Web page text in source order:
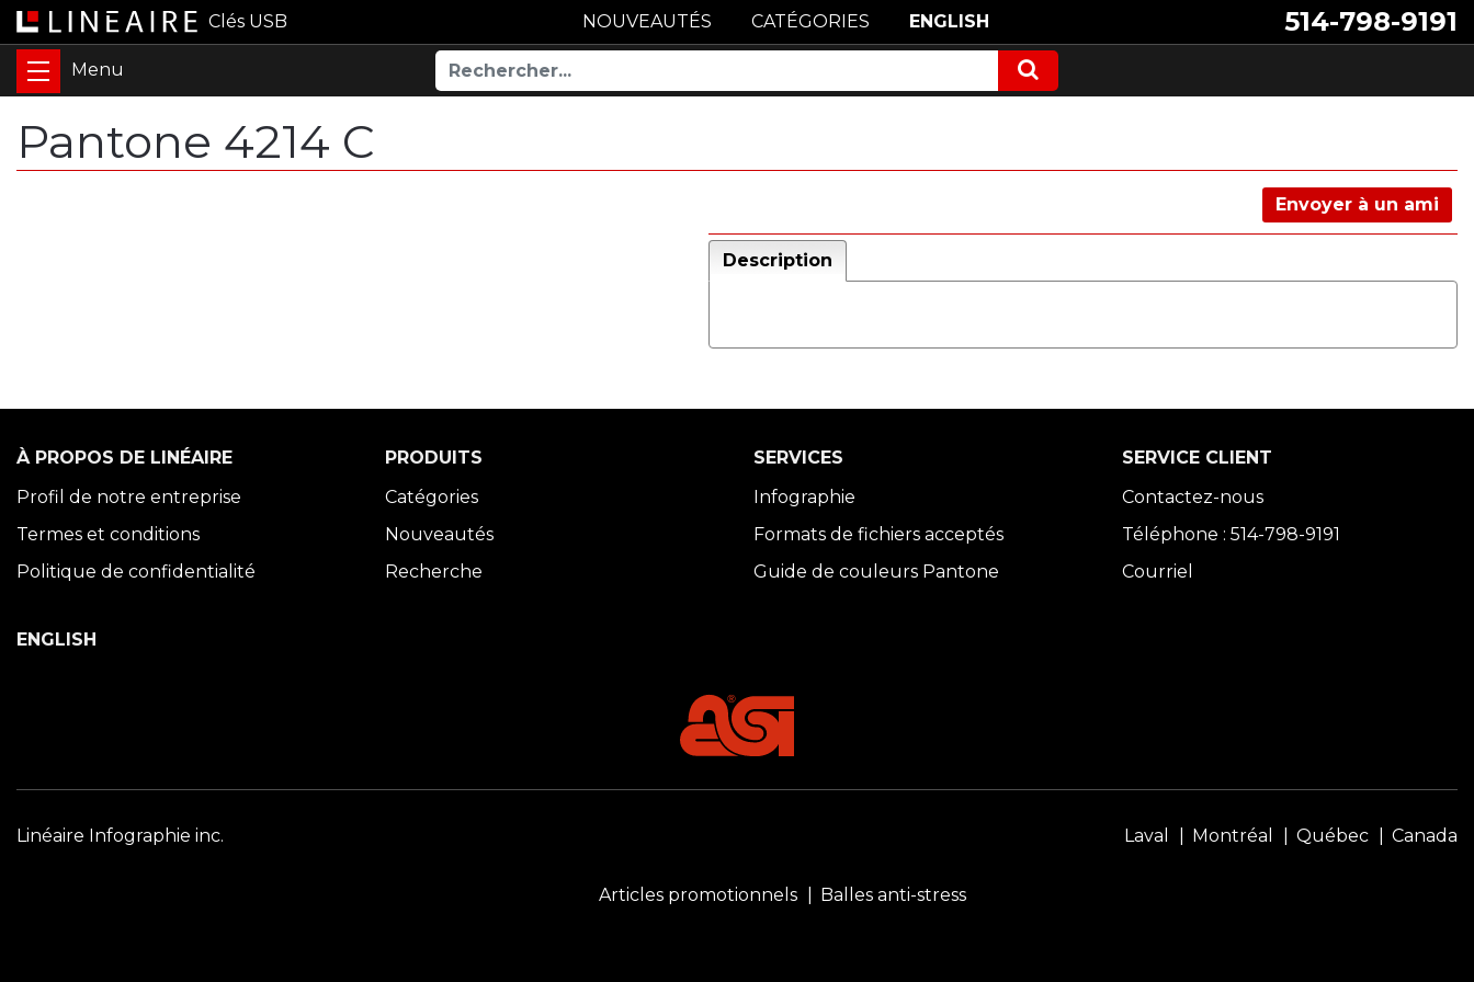
Clés USB 514-798-9191
NOUVEAUTÉS CATÉGORIES ENGLISH
Pantone 4214 C
Envoyer à un ami
Description
À PROPOS DE LINÉAIRE
Profil de notre entreprise
Termes et conditions
Politique de confidentialité
PRODUITS
Catégories
Nouveautés
Recherche
SERVICES
Infographie
Formats de fichiers acceptés
Guide de couleurs Pantone
SERVICE CLIENT
Contactez-nous
Téléphone : 514-798-9191
Courriel
ENGLISH
Linéaire Infographie inc. Laval Montréal Québec Canada
Articles promotionnels Balles anti-stress